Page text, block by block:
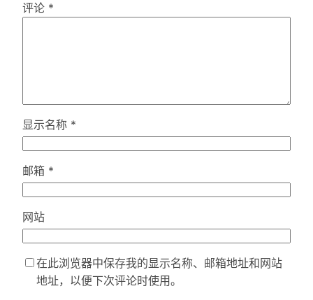
评论 *
显示名称 *
邮箱 *
网站
在此浏览器中保存我的显示名称、邮箱地址和网站
地址，以便下次评论时使用。